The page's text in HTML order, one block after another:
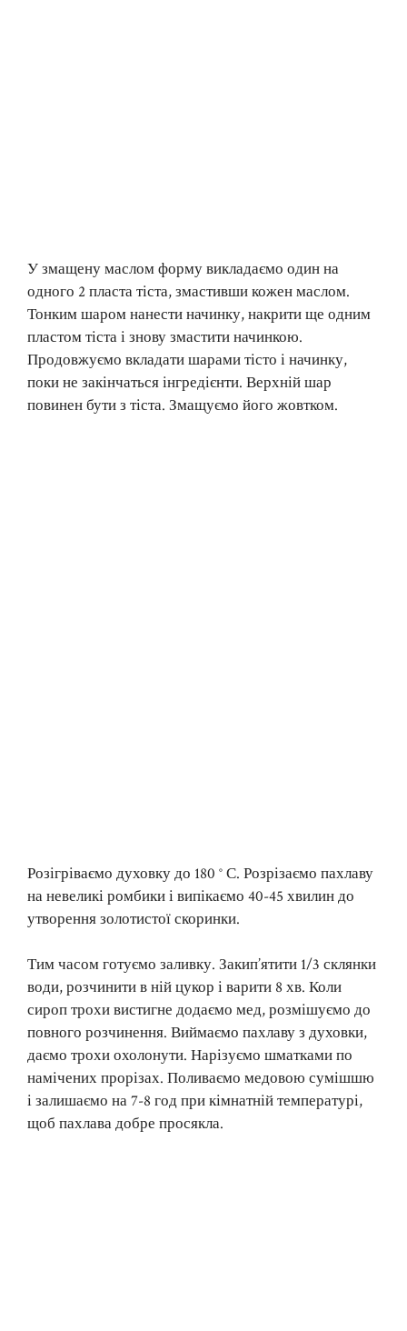
У змащену маслом форму викладаємо один на
одного 2 пласта тіста, змастивши кожен маслом.
Тонким шаром нанести начинку, накрити ще одним
пластом тіста і знову змастити начинкою.
Продовжуємо вкладати шарами тісто і начинку,
поки не закінчаться інгредієнти. Верхній шар
повинен бути з тіста. Змащуємо його жовтком.
Розігріваємо духовку до 180 ° С. Розрізаємо пахлаву
на невеликі ромбики і випікаємо 40-45 хвилин до
утворення золотистої скоринки.
Тим часом готуємо заливку. Закип’ятити 1/3 склянки
води, розчинити в ній цукор і варити 8 хв. Коли
сироп трохи вистигне додаємо мед, розмішуємо до
повного розчинення. Виймаємо пахлаву з духовки,
даємо трохи охолонути. Нарізуємо шматками по
намічених прорізах. Поливаємо медовою сумішшю
і залишаємо на 7-8 год при кімнатній температурі,
щоб пахлава добре просякла.